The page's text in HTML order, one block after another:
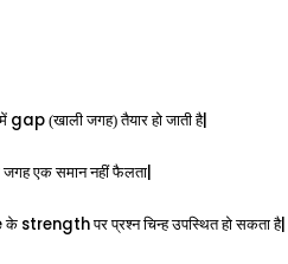
gap (खाली जगह) तैयार हो जाती है|
एक समान नहीं फैलता|
के strengthपर प्रश्न चिन्ह उपस्थित हो सकता है|